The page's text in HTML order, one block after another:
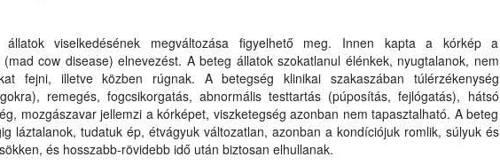
állatok viselkedésének megváltozása figyelhető meg. Innen kapta a kórkép a
cow disease) elnevezést. A beteg állatok szokatlanul élénkek, nyugtalanok, nem
fejni, illetve közben rúgnak. A betegség klinikai szakaszában túlérzékenység
remegés, fogcsikorgatás, abnormális testtartás (púposítás, fejlógatás), hátsó
mozgászavar jellemzi a kórképet, viszketegség azonban nem tapasztalható. A beteg
láztalanok, tudatuk ép, étvágyuk változatlan, azonban a kondíciójuk romlik, súlyuk és
és hosszabb-rövidebb idő után biztosan elhullanak.